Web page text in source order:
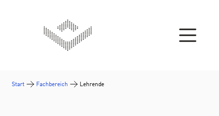
Start Fachbereich Lehrende